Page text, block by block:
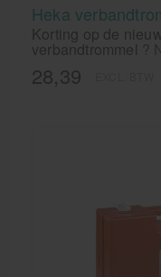
Heka
Korting op de
verbandtrommel ?
28,39